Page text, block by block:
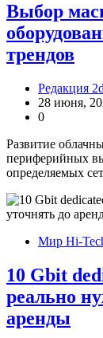
Выбор
трендов
Редакция
28 июня,
0
Развитие
периферийных
определяемых
Мир Hi-
10 Gbit
реально
аренды